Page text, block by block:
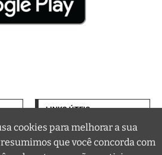
LINKS ÚTEIS
Termos de Uso
Política de Privacidade
cookies para melhorar a sua
que você concorda com